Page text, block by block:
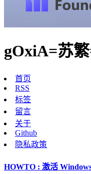
gOxiA=苏
首页
RSS
标签
留言
关于
Github
隐私政策
HOWTO : 激活